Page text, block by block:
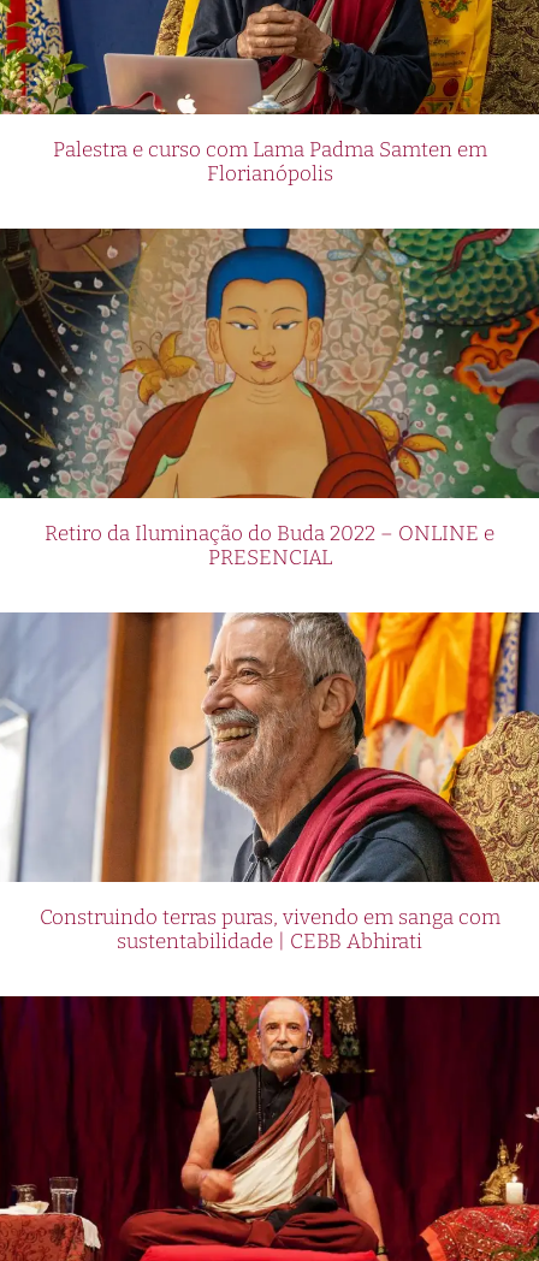
Palestra e curso com Lama Padma Samten em
Florianópolis
Retiro da Iluminação do Buda 2022 – ONLINE e
PRESENCIAL
Construindo terras puras, vivendo em sanga com
sustentabilidade | CEBB Abhirati